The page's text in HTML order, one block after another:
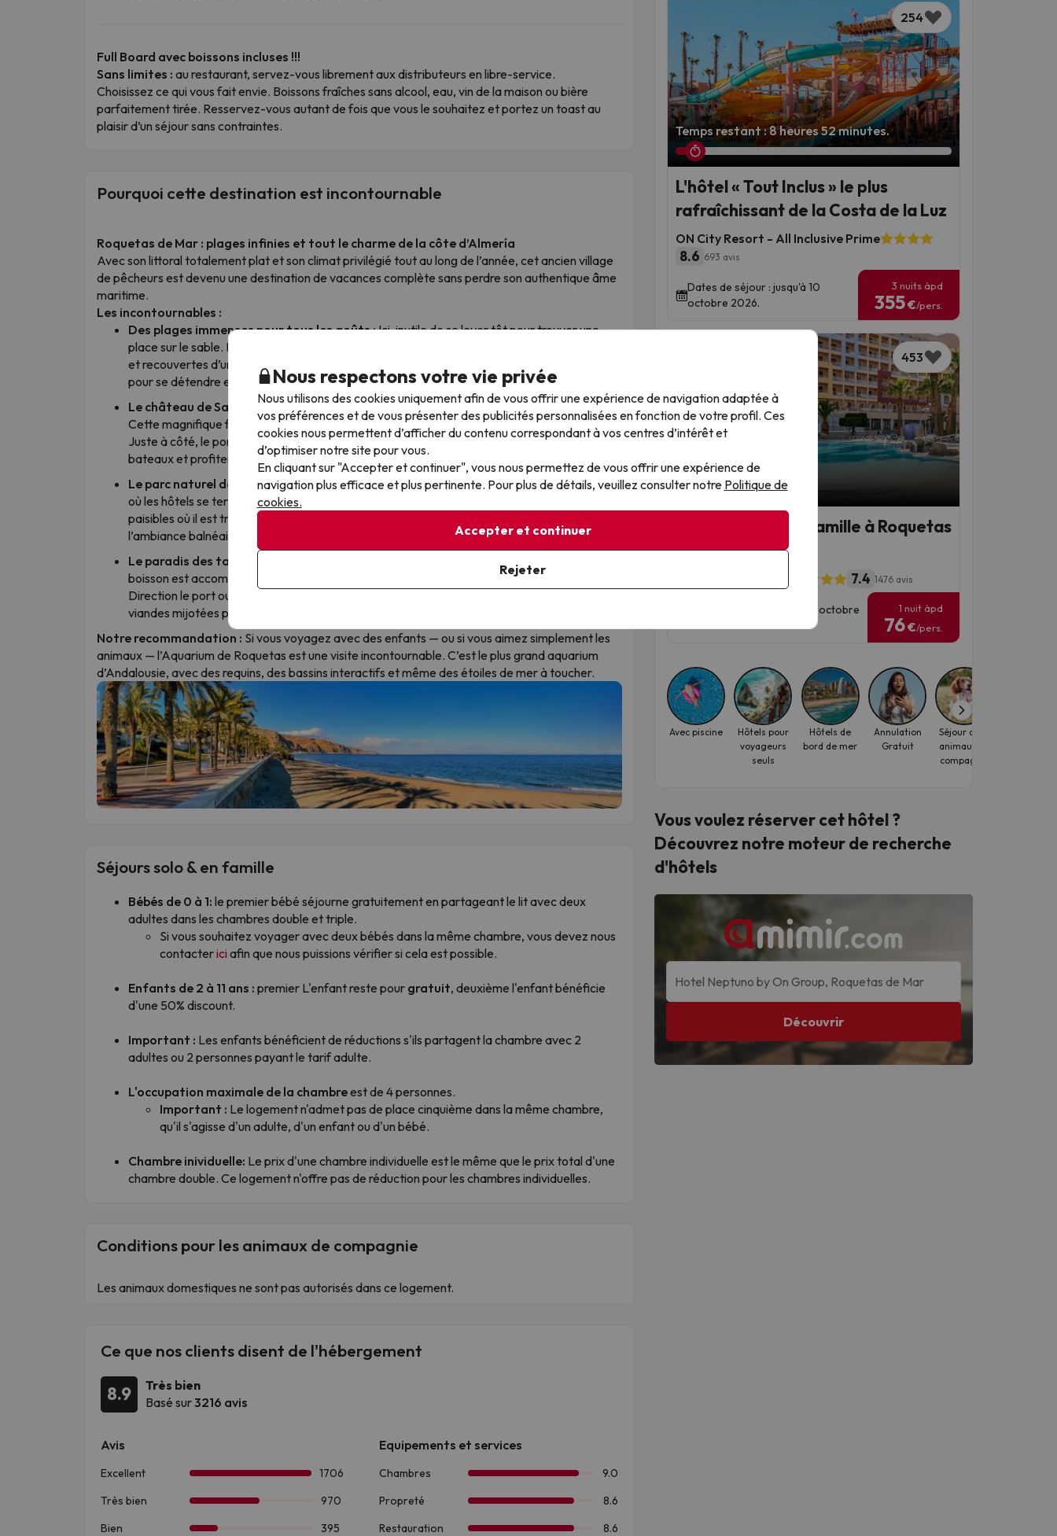
Full Board avec boissons incluses !!!
Sans limites : au restaurant, servez-vous librement aux distributeurs en libre-service.
Choisissez ce qui vous fait envie. Boissons fraîches sans alcool, eau, vin de la maison ou bière
parfaitement tirée. Resservez-vous autant de fois que vous le souhaitez et portez un toast au
plaisir d’un séjour sans contraintes.
Pourquoi cette destination est incontournable
Roquetas de Mar : plages infinies et tout le charme de la côte d’Almería
Avec son littoral totalement plat et son climat privilégié tout au long de l’année, cet ancien village
de pêcheurs est devenu une destination de vacances complète sans perdre son authentique âme
maritime.
Les incontournables :
Des plages immenses pour tous les goûts :Ici, inutile de se lever tôt pour trouver une
place sur le sable. Des plages comme Aguadulce ou Playa Serena sont kilométriques, larges
et recouvertes d’un sable agréable et confortable. Chacun y trouve facilement son espace
pour se détendre en toute tranquillité.
Le château de Santa Ana et le port :Le véritable cœur culturel de Roquetas de Mar.
Cette magnifique forteresse du XVIIe siècle, entièrement restaurée, se visite gratuitement.
Juste à côté, le port de pêche offre une ambiance authentique idéale pour observer les
bateaux et profiter de l’atmosphère locale.
Le parc naturel de Punta Entinas-Sabinar :Un véritable paradis naturel qui commence là
où les hôtels se terminent. Entre dunes sauvages, sentiers bordés de pins et lagunes
paisibles où il est très facile d’apercevoir des flamants roses en liberté, le contraste avec
l’ambiance balnéaire est tout simplement magnifique.
Le paradis des tapas offertes :
Comme partout dans la province d’Almería, chaque
boisson est accompagnée d’une tapa offerte, souvent à choisir directement sur la carte.
Direction le port ou le centre-ville pour savourer poissons frits, migas traditionnelles ou
viandes mijotées pour à peine le prix de quelques boissons.
Notre recommandation : Si vous voyagez avec des enfants — ou si vous aimez simplement les
animaux — l’Aquarium de Roquetas est une visite incontournable. C’est le plus grand aquarium
d’Andalousie, avec des requins, des bassins interactifs et même des étoiles de mer à toucher.
Séjours solo & en famille
Bébés de 0 à 1: le premier bébé séjourne gratuitement en partageant le lit avec deux
adultes dans les chambres double et triple.
Si vous souhaitez voyager avec deux bébés dans la même chambre, vous devez nous
contacterici afin que nous puissions vérifier si cela est possible.
Enfants de 2 à 11 ans : premier L'enfant reste pour gratuit, deuxième l'enfant bénéficie
d'une 50% discount.
Important : Les enfants bénéficient de réductions s'ils partagent la chambre avec 2
adultes ou 2 personnes payant le tarif adulte.
L'occupation maximale de la chambreest de 4 personnes.
Important : Le logement n'admet pas de place cinquième dans la même chambre,
qu'il s'agisse d'un adulte, d'un enfant ou d'un bébé.
Chambre inividuelle: Le prix d'une chambre individuelle est le même que le prix total d'une
chambre double. Ce logement n'offre pas de réduction pour les chambres individuelles.
Conditions pour les animaux de compagnie
Les animaux domestiques ne sont pas autorisés dans ce logement.
Ce que nos clients disent de l'hébergement
8.9
Très bien
Basé sur3216 avis
254
Temps restant : 8 heures 52 minutes.
L'hôtel « Tout Inclus » le plus
rafraîchissant de la Costa de la Luz
ON City Resort - All Inclusive Prime
8.6 693 avis
Dates de séjour : jusqu'à 10
octobre 2026.
3 nuits àpd
355€/pers.
453
Top Offre
Vos vacances en famille à Roquetas
de Mar
7.4 1476 avis
Dates de séjour : jusqu'à 11 octobre
1 nuit àpd
76€/pers.
Avec piscine
Hôtels pour
voyageurs
seuls
Hôtels de
bord de mer
Annulation
Gratuit
Séjour avec
animaux de
compagnie
Vous voulez réserver cet hôtel ?
Découvrez notre moteur de recherche
d'hôtels
Découvrir
Nous respectons votre vie privée
Nous utilisons des cookies uniquement afin de vous offrir une expérience de navigation adaptée à
vos préférences et de vous présenter des publicités personnalisées en fonction de votre profil. Ces
cookies nous permettent d’afficher du contenu correspondant à vos centres d’intérêt et
d’optimiser notre site pour vous.
En cliquant sur "Accepter et continuer", vous nous permettez de vous offrir une expérience de
navigation plus efficace et plus pertinente. Pour plus de détails, veuillez consulter notre Politique de
cookies.
Accepter et continuer
Rejeter